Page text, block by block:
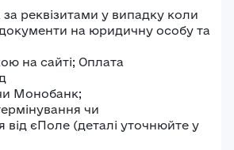
реквізитами у випадку коли
документи на юридичну особу та
на сайті; Оплата
Монобанк;
чи
від єПоле (деталі уточнюйте у